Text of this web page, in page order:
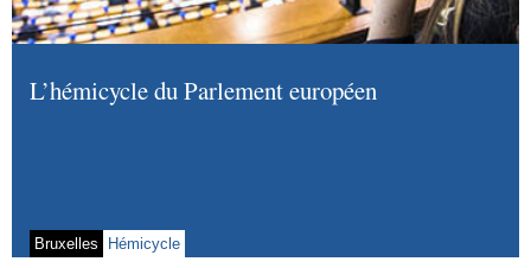
L’hémicycle du Parlement européen
Bruxelles Hémicycle